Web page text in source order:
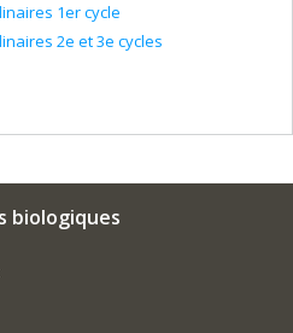
1er cycle
2e et 3e cycles
biologiques